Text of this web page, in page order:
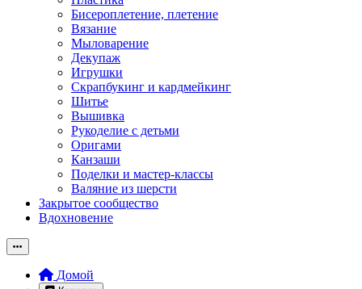
Бисероплетение, плетение
Вязание
Мыловарение
Декупаж
Игрушки
Скрапбукинг и кардмейкинг
Шитье
Вышивка
Рукоделие с детьми
Оригами
Канзаши
Поделки и мастер-классы
Валяние из шерсти
Закрытое сообщество
Вдохновение
Домой